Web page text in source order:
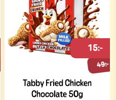
Tabby Fried Chicken
Chocolate 50g
49:-
15:-